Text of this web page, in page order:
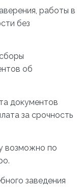
работы в
без
об
документов
за срочность
возможно по
заведения